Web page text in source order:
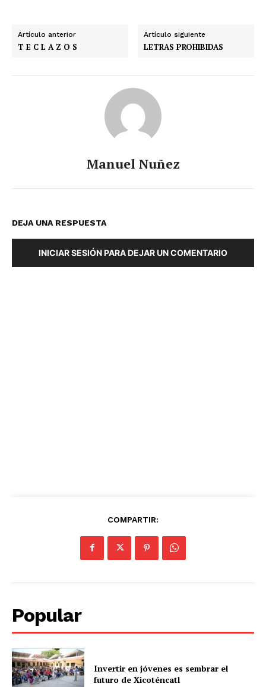
Artículo anterior
T E C L A Z O S
Artículo siguiente
LETRAS PROHIBIDAS
Manuel Nuñez
DEJA UNA RESPUESTA
INICIAR SESIÓN PARA DEJAR UN COMENTARIO
COMPARTIR:
Popular
Invertir en jóvenes es sembrar el
futuro de Xicoténcatl